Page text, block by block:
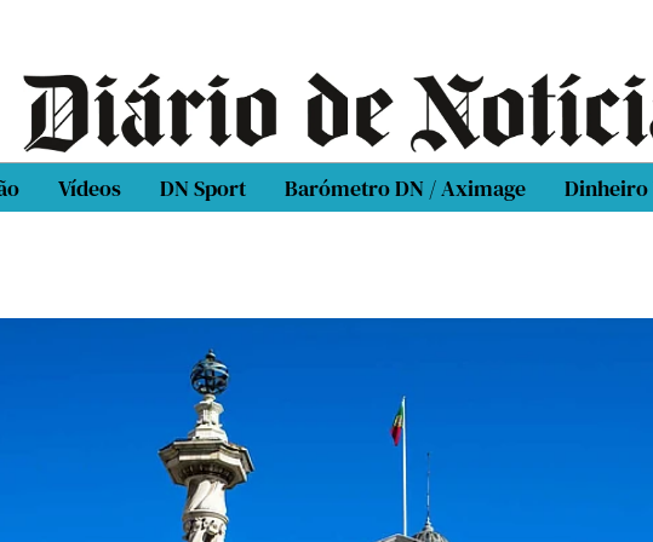
Vídeos DN Sport Barómetro DN / Aximage Dinheiro